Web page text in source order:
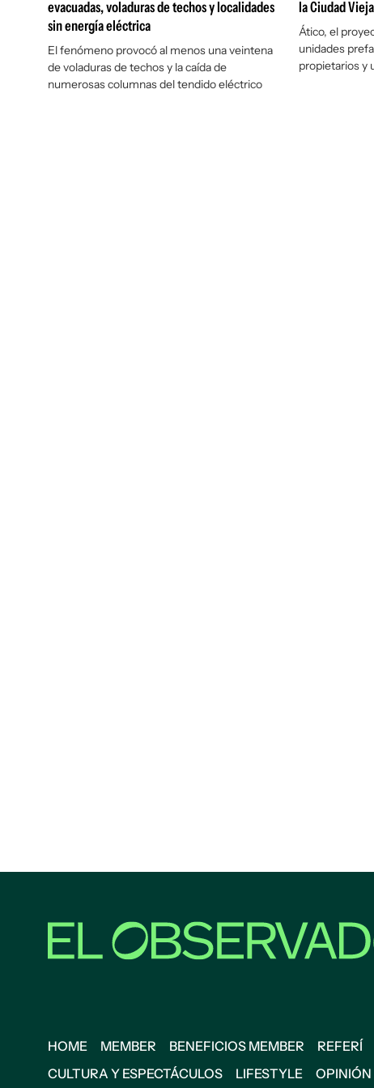
evacuadas, voladuras de techos y localidades
sin energía eléctrica
El fenómeno provocó al menos una veintena
de voladuras de techos y la caída de
numerosas columnas del tendido eléctrico
la Ciudad Vieja
Ático, el
unidades
propietarios y
HOME MEMBER BENEFICIOS MEMBER REFERÍ
CULTURA Y ESPECTÁCULOS
LIFESTYLE OPINIÓN